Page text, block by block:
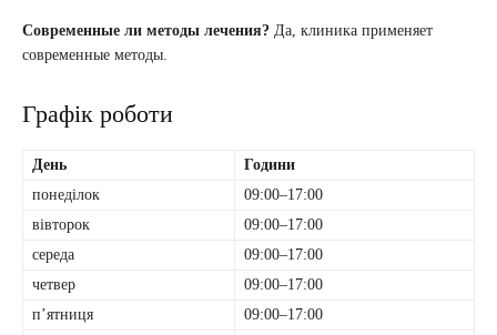
Современные ли методы лечения? Да, клиника применяет
современные методы.
Графік роботи
День
Години
понеділок
09:00–17:00
вівторок
09:00–17:00
середа
09:00–17:00
четвер
09:00–17:00
пʼятниця
09:00–17:00